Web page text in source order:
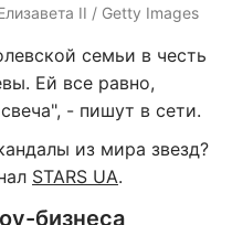
ІІ / Getty Images
семьи в честь
Ей все равно,
- пишут в сети.
из мира звезд?
STARS UA.
бизнеса